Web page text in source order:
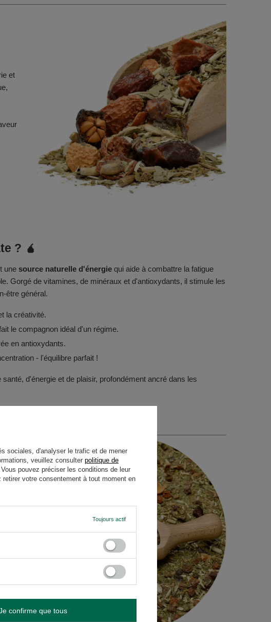
et
? 🧉
une source naturelle d'énergie qui aide à combattre la fatigue
Gorgé de vitamines, de minéraux et d'antioxydants, il stimule les
être général.
la créativité.
le compagnon idéal d'un régime.
en antioxydants.
- l'équilibre parfait !
d'énergie et de plaisir, profondément ancré dans les
sociales, d'analyser le trafic et de mener
veuillez consulter politique de
pouvez préciser les conditions de leur
votre consentement à tout moment en
Toujours actif
confirme que tous